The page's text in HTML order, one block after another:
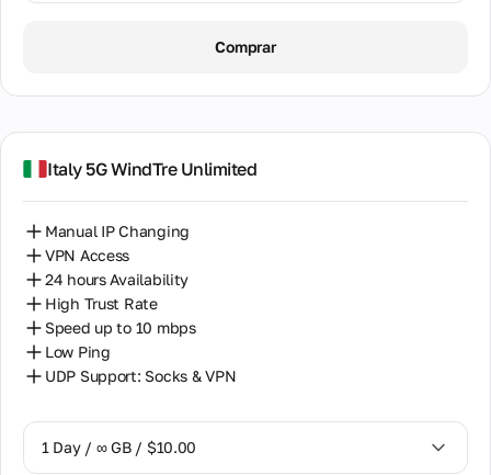
14 Days / ∞ GB / $85.00
30 Days / ∞ GB / $162.00
Comprar
Italy 5G WindTre Unlimited
Manual IP Changing
VPN Access
24 hours Availability
High Trust Rate
Speed up to 10 mbps
Low Ping
UDP Support: Socks & VPN
1 Day / ∞ GB / $10.00